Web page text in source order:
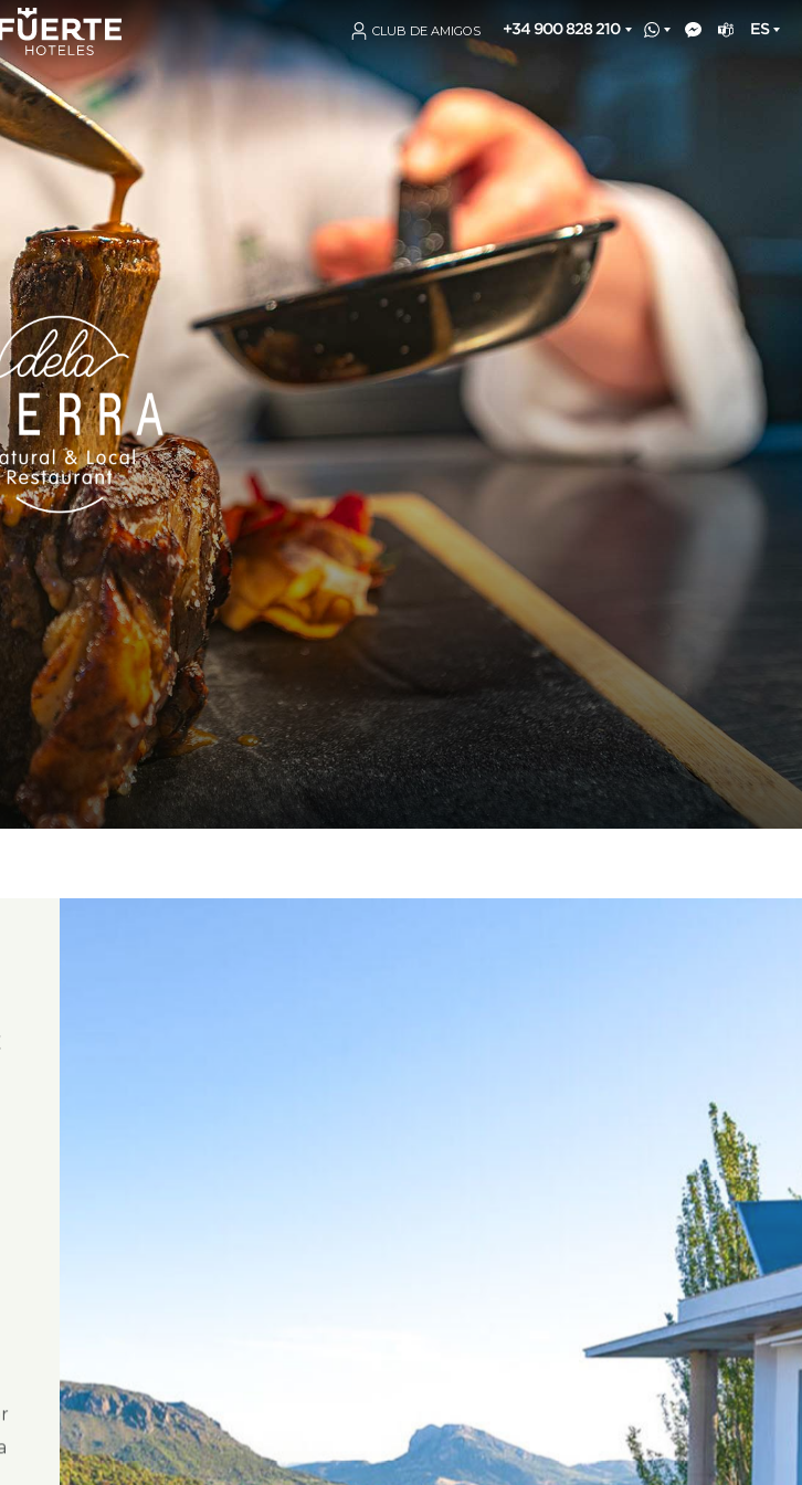
CLUB DE AMIGOS +34 900 828 210 ES